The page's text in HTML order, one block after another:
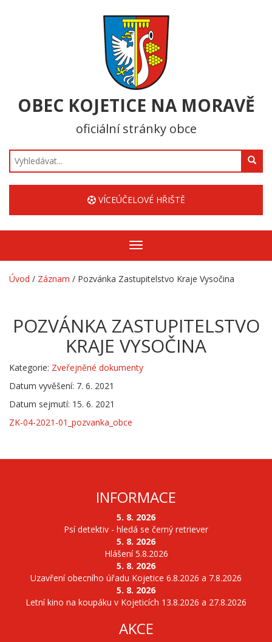
OBEC KOJETICE NA MORAVĚ
oficiální stránky obce
Hledat
VÍCEÚČELOVÉ HŘIŠTĚ
Zobrazit/skrýt
navigaci
Úvod / Záznam / Pozvánka Zastupitelstvo Kraje Vysočina
POZVÁNKA ZASTUPITELSTVO
KRAJE VYSOČINA
Kategorie: Zveřejněné dokumenty
Datum vyvěšení: 7. 6. 2021
Datum sejmutí: 15. 6. 2021
ZK-04-2021-01_pozvanka_obce
INFORMACE
5. 8. 2026
Psí detektiv - hledá se černý retriever
5. 8. 2026
Hlášení 5.8.2026
5. 8. 2026
Uzavření obecního úřadu Kojetice 6.8.2026 a 7.8.2026
5. 8. 2026
Letní kino na koupáku v Kojeticích 13.8.2026 a 27.8.2026
AKCE